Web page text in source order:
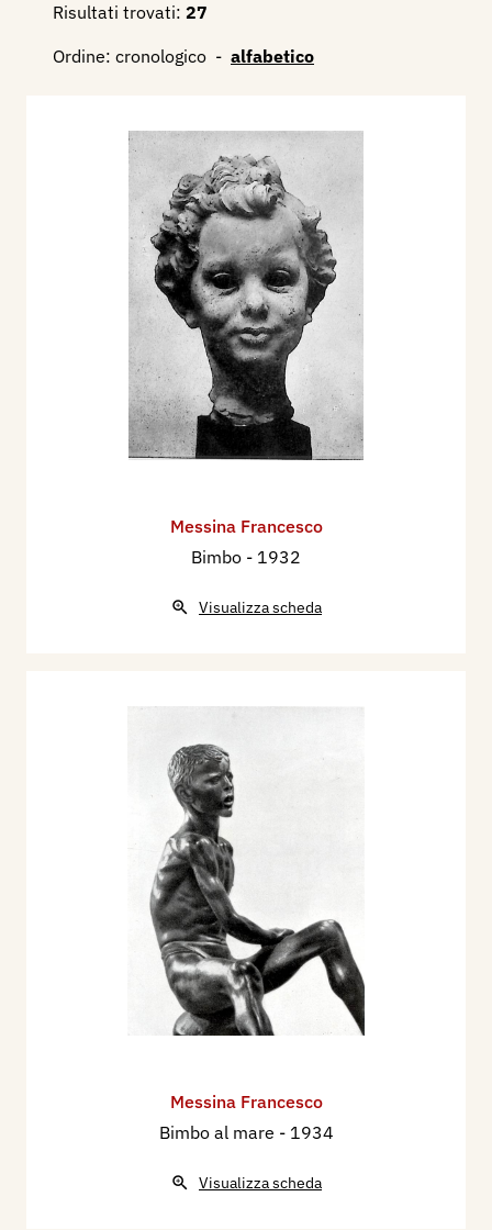
Risultati trovati: 27
Ordine: cronologico - alfabetico
Messina Francesco
Bimbo - 1932
Visualizza scheda
Messina Francesco
Bimbo al mare - 1934
Visualizza scheda